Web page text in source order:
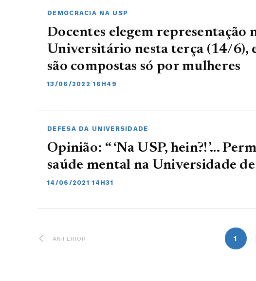
DEMOCRACIA NA USP
Docentes elegem representação
Universitário nesta terça (14/6),
são compostas só por mulheres
13/06/2022 16H49
DEFESA DA UNIVERSIDADE
Opinião: “ ‘Na USP, hein?!’…
saúde mental na Universidade de
14/06/2021 14H31
ANTERIOR 1